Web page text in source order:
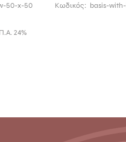
50-x-50
24%
Κωδικός: basis-